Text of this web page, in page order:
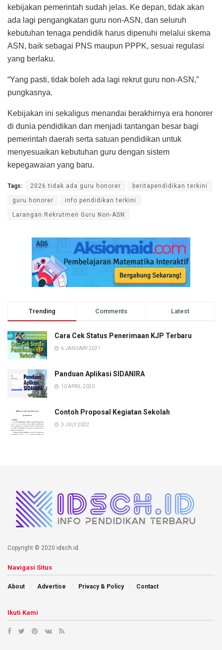
kebijakan pemerintah sudah jelas. Ke depan, tidak akan
ada lagi pengangkatan guru non-ASN, dan seluruh
kebutuhan tenaga pendidik harus dipenuhi melalui skema
ASN, baik sebagai PNS maupun PPPK, sesuai regulasi
yang berlaku.
“Yang pasti, tidak boleh ada lagi rekrut guru non-ASN,”
pungkasnya.
Kebijakan ini sekaligus menandai berakhirnya era honorer
di dunia pendidikan dan menjadi tantangan besar bagi
pemerintah daerah serta satuan pendidikan untuk
menyesuaikan kebutuhan guru dengan sistem
kepegawaian yang baru.
Tags: 2026 tidak ada guru honorer beritapendidikan terkini
guru honorer info pendidikan terkini
Larangan Rekrutmen Guru Non-ASN
Trending Comments Latest
Cara Cek Status Penerimaan KJP Terbaru
6 JANUARY 2021
Panduan Aplikasi SIDANIRA
10 APRIL 2020
Contoh Proposal Kegiatan Sekolah
3 JULY 2022
Copyright © 2020 idsch.id .
Navigasi Situs
About Advertise Privacy & Policy Contact
Ikuti Kami